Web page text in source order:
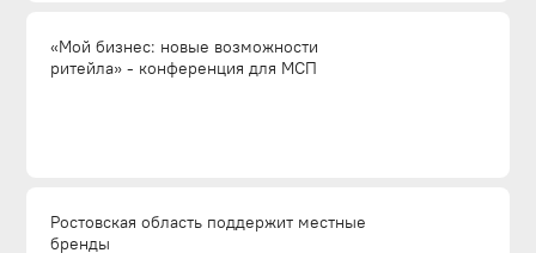
«Мой бизнес: новые возможности
ритейла» - конференция для МСП
Ростовская область поддержит местные
бренды